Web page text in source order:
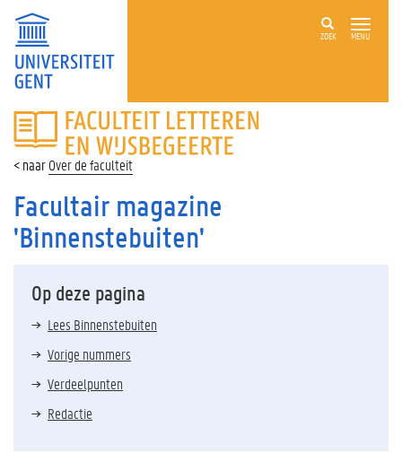
ZOEK MENU
FACULTEIT
LETTEREN
WIJSBEGEERTE
Over de faculteit
Facultair magazine
'Binnenstebuiten'
Op deze pagina
Lees Binnenstebuiten
Vorige nummers
Verdeelpunten
Redactie